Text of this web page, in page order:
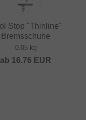
Stop "Thinline"
Bremsschuhe
0.05 kg
ab 16.76 EUR